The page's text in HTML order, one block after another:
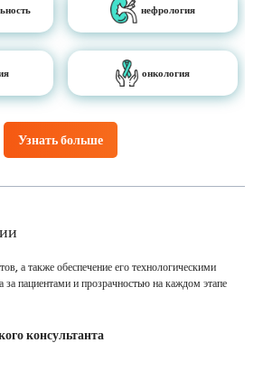
Узнать больше
нефрология
онкология
а также обеспечение его технологическими
пациентами и прозрачностью на каждом этапе
консультанта